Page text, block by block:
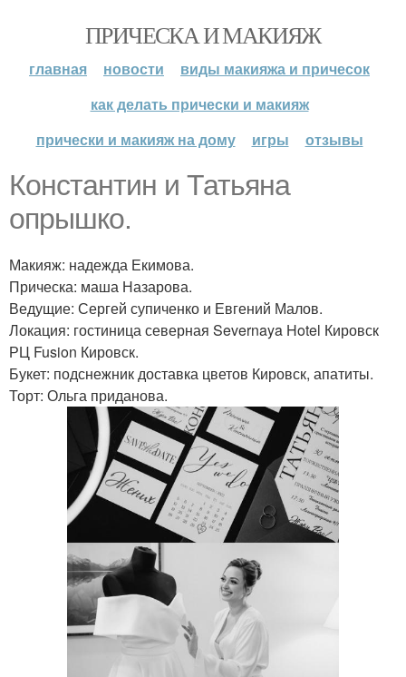
ПРИЧЕСКА И МАКИЯЖ
главная новости
виды макияжа и причесок
как делать прически и макияж
прически и макияж на дому
игры отзывы
Константин и Татьяна
опрышко.
Макияж: надежда Екимова.
Прическа: маша Назарова.
Ведущие: Сергей супиченко и Евгений Малов.
Локация: гостиница северная Severnaya Hotel Кировск
РЦ Fusion Кировск.
Букет: подснежник доставка цветов Кировск, апатиты.
Торт: Ольга приданова.